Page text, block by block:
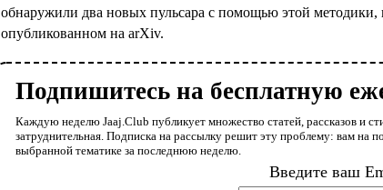
обнаружили два новых пульсара с помощью этой
опубликованном на arXiv.
Подпишитесь на бесплатную
Каждую неделю Jaaj.Club публикует множество статей, рассказов и
затруднительная. Подписка на рассылку решит эту проблему: вам на
выбранной тематике за последнюю неделю.
Введите ваш